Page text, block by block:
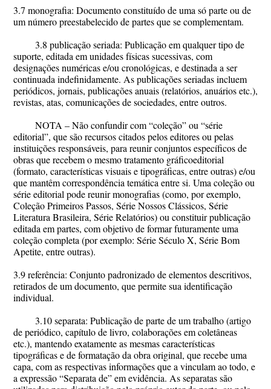
3.7 monografia: Documento constituído de uma só parte ou de
um número preestabelecido de partes que se complementam.
3.8 publicação seriada: Publicação em qualquer tipo de
suporte, editada em unidades físicas sucessivas, com
designações numéricas e/ou cronológicas, e destinada a ser
continuada indefinidamente. As publicações seriadas incluem
periódicos, jornais, publicações anuais (relatórios, anuários etc.),
revistas, atas, comunicações de sociedades, entre outros.
NOTA – Não confundir com “coleção” ou “série
editorial”, que são recursos citados pelos editores ou pelas
instituições responsáveis, para reunir conjuntos específicos de
obras que recebem o mesmo tratamento gráficoeditorial
(formato, características visuais e tipográficas, entre outras) e/ou
que mantêm correspondência temática entre si. Uma coleção ou
série editorial pode reunir monografias (como, por exemplo,
Coleção Primeiros Passos, Série Nossos Clássicos, Série
Literatura Brasileira, Série Relatórios) ou constituir publicação
editada em partes, com objetivo de formar futuramente uma
coleção completa (por exemplo: Série Século X, Série Bom
Apetite, entre outras).
3.9 referência: Conjunto padronizado de elementos descritivos,
retirados de um documento, que permite sua identificação
individual.
3.10 separata: Publicação de parte de um trabalho (artigo
de periódico, capítulo de livro, colaborações em coletâneas
etc.), mantendo exatamente as mesmas características
tipográficas e de formatação da obra original, que recebe uma
capa, com as respectivas informações que a vinculam ao todo, e
a expressão “Separata de” em evidência. As separatas são